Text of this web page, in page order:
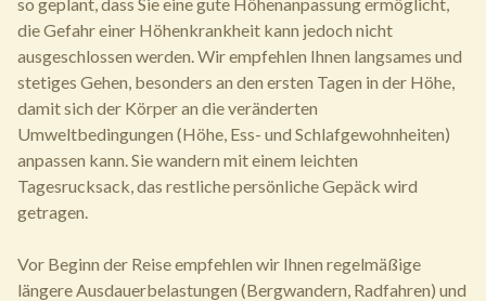
die Gefahr einer Höhenkrankheit kann jedoch nicht
ausgeschlossen werden. Wir empfehlen Ihnen langsames und
stetiges Gehen, besonders an den ersten Tagen in der Höhe,
damit sich der Körper an die veränderten
Umweltbedingungen (Höhe, Ess- und Schlafgewohnheiten)
anpassen kann. Sie wandern mit einem leichten
Tagesrucksack, das restliche persönliche Gepäck wird
getragen.
Vor Beginn der Reise empfehlen wir Ihnen regelmäßige
längere Ausdauerbelastungen (Bergwandern, Radfahren) und